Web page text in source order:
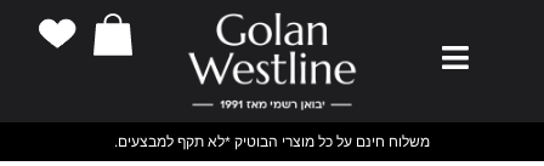
משלוח חינם על כל מוצרי הבוטיק *לא תקף למבצעים.